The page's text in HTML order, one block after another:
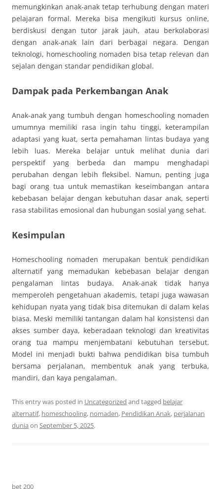
memungkinkan anak-anak tetap terhubung dengan materi
pelajaran formal. Mereka bisa mengikuti kursus online,
berdiskusi dengan tutor jarak jauh, atau berkolaborasi
dengan anak-anak lain dari berbagai negara. Dengan
teknologi, homeschooling nomaden bisa tetap relevan dan
sejalan dengan standar pendidikan global.
Dampak pada Perkembangan Anak
Anak-anak yang tumbuh dengan homeschooling nomaden
umumnya memiliki rasa ingin tahu tinggi, keterampilan
adaptasi yang kuat, serta pemahaman lintas budaya yang
lebih luas. Mereka belajar untuk melihat dunia dari
perspektif yang berbeda dan mampu menghadapi
perubahan dengan lebih fleksibel. Namun, penting juga
bagi orang tua untuk memastikan keseimbangan antara
kebebasan belajar dengan kebutuhan dasar anak, seperti
rasa stabilitas emosional dan hubungan sosial yang sehat.
Kesimpulan
Homeschooling nomaden merupakan bentuk pendidikan
alternatif yang memadukan kebebasan belajar dengan
pengalaman lintas budaya. Anak-anak tidak hanya
memperoleh pengetahuan akademis, tetapi juga wawasan
kehidupan nyata yang tidak bisa ditemukan di dalam kelas
biasa. Meski memiliki tantangan dalam hal konsistensi dan
akses sumber daya, keberadaan teknologi dan kreativitas
orang tua mampu menjembatani kebutuhan tersebut.
Model ini menjadi bukti bahwa pendidikan bisa tumbuh
bersama perjalanan, membentuk anak yang terbuka,
mandiri, dan kaya pengalaman.
This entry was posted in Uncategorized and tagged belajar
alternatif, homeschooling, nomaden, Pendidikan Anak, perjalanan
dunia on September 5, 2025.
bet 200